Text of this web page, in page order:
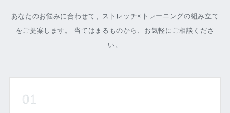
あなたのお悩みに合わせて、ストレッチ×トレーニングの組み立て
をご提案します。 当てはまるものから、お気軽にご相談くださ
い。
01